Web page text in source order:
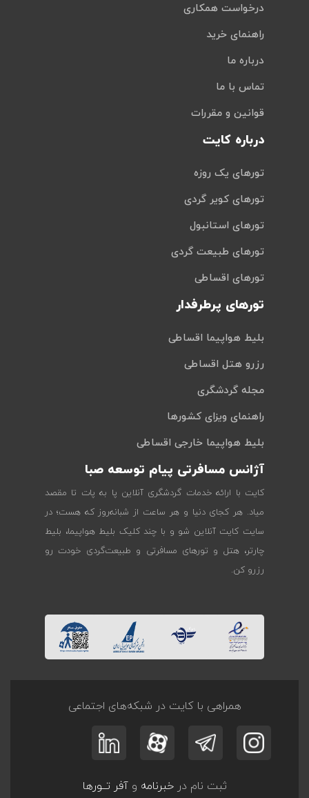
درخواست همکاری
راهنمای خرید
درباره ما
تماس با ما
قوانین و مقررات
درباره کایت
تورهای یک روزه
تورهای کویر گردی
تورهای استانبول
تورهای طبیعت گردی
تورهای اقساطی
تورهای پرطرفدار
بلیط هواپیما اقساطی
رزرو هتل اقساطی
مجله گردشگری
راهنمای ویزای کشورها
بلیط هواپیما خارجی اقساطی
آژانس مسافرتی پیام توسعه صبا
کایت با ارائه خدمات گردشگری آنلاین پا به پات تا مقصد
میاد. هر کجای دنیا و هر ساعت از شبانه‌روز که هست؛ در
سایت کایت آنلاین شو و با چند کلیک بلیط هواپیما، بلیط
چارتر، هتل و تورهای مسافرتی و طبیعت‌گردی خودت رو
رزرو کن.
همراهی با کایت در شبکه‌های اجتماعی
ثبت نام درخبرنامه وآفر تــورها